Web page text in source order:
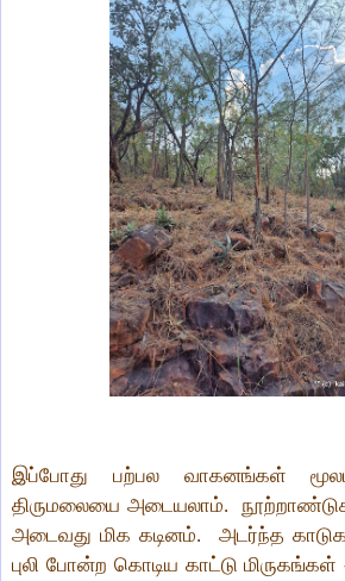
இப்போது பற்பல வாகனங்கள்
திருமலையை அடையலாம்.
அடைவது மிக கடினம். அடர்ந்த
புலி போன்ற கொடிய காட்டு